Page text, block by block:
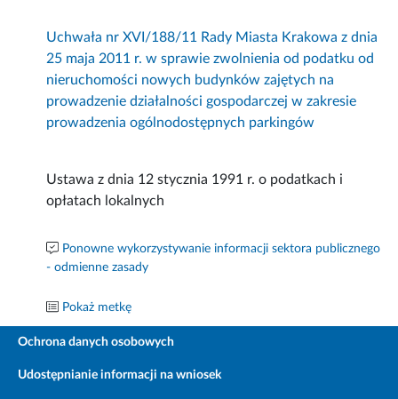
Uchwała nr XVI/188/11 Rady Miasta Krakowa z dnia
25 maja 2011 r. w sprawie zwolnienia od podatku od
nieruchomości nowych budynków zajętych na
prowadzenie działalności gospodarczej w zakresie
prowadzenia ogólnodostępnych parkingów
Ustawa z dnia 12 stycznia 1991 r. o podatkach i
opłatach lokalnych
Ponowne wykorzystywanie informacji sektora publicznego
- odmienne zasady
Pokaż metkę
Ochrona danych osobowych
Udostępnianie informacji na wniosek